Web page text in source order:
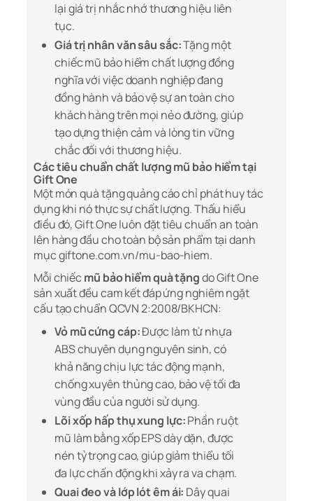
lại giá trị nhắc nhớ thương hiệu liên
tục.
Giá trị nhân văn sâu sắc:Tặng một
chiếc mũ bảo hiểm chất lượng đồng
nghĩa với việc doanh nghiệp đang
đồng hành và bảo vệ sự an toàn cho
khách hàng trên mọi nẻo đường, giúp
tạo dựng thiện cảm và lòng tin vững
chắc đối với thương hiệu.
Các tiêu chuẩn chất lượng mũ bảo hiểm tại
Gift One
Một món quà tặng quảng cáo chỉ phát huy tác
dụng khi nó thực sự chất lượng. Thấu hiểu
điều đó, Gift One luôn đặt tiêu chuẩn an toàn
lên hàng đầu cho toàn bộ sản phẩm tại danh
mụcgiftone.com.vn/mu-bao-hiem.
Mỗi chiếc mũ bảo hiểm quà tặngdo Gift One
sản xuất đều cam kết đáp ứng nghiêm ngặt
cấu tạo chuẩn QCVN 2:2008/BKHCN:
Vỏ mũ cứng cáp:Được làm từ nhựa
ABS chuyên dụng nguyên sinh, có
khả năng chịu lực tác động mạnh,
chống xuyên thủng cao, bảo vệ tối đa
vùng đầu của người sử dụng.
Lõi xốp hấp thụ xung lực:Phần ruột
mũ làm bằng xốp EPS dày dặn, được
nén tỷ trọng cao, giúp giảm thiểu tối
đa lực chấn động khi xảy ra va chạm.
Quai đeo và lớp lót êm ái: Dây quai